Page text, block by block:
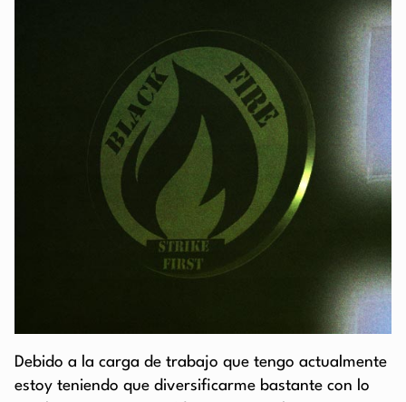
Debido a la carga de trabajo que tengo actualmente
estoy teniendo que diversificarme bastante con lo